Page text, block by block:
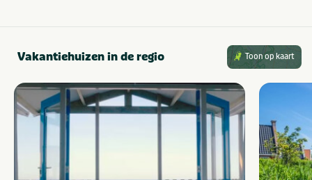
Gezelschap
Bedrijfsuitje
Familiedag
Kinderfeestje
Personeelsuitje
Teamuitstapje
Vrijgezellenfeest mannen
Vrijgezellenfeest vrouwen
Gezinsuitje
Klassenuitje
Vakantiehuizen in de regio Toon op kaart